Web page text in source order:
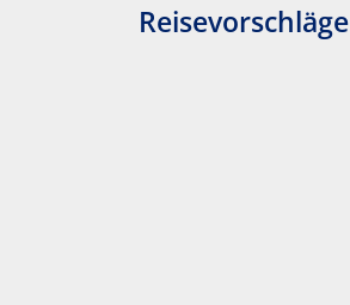
Reisevorschläge